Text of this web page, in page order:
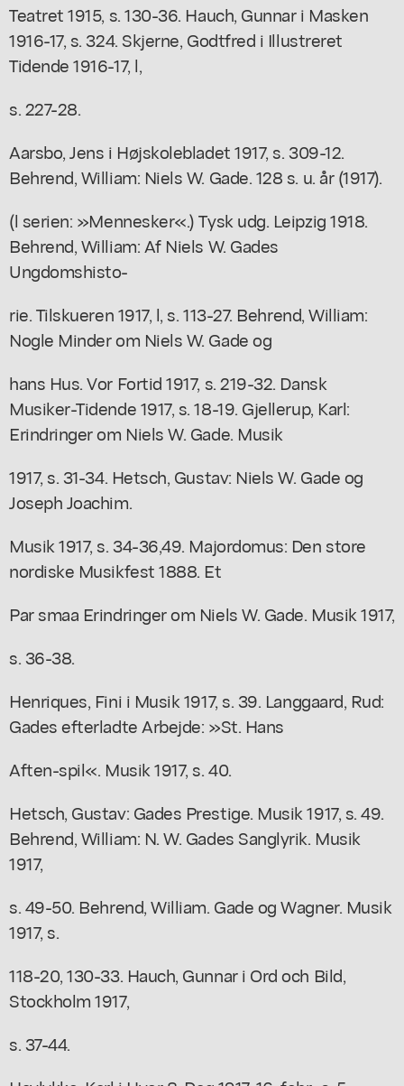
Teatret 1915, s. 130-36. Hauch, Gunnar i Masken
1916-17, s. 324. Skjerne, Godtfred i Illustreret
Tidende 1916-17, l,
s. 227-28.
Aarsbo, Jens i Højskolebladet 1917, s. 309-12.
Behrend, William: Niels W. Gade. 128 s. u. år (1917).
(l serien: »Mennesker«.) Tysk udg. Leipzig 1918.
Behrend, William: Af Niels W. Gades
Ungdomshisto-
rie. Tilskueren 1917, l, s. 113-27. Behrend, William:
Nogle Minder om Niels W. Gade og
hans Hus. Vor Fortid 1917, s. 219-32. Dansk
Musiker-Tidende 1917, s. 18-19. Gjellerup, Karl:
Erindringer om Niels W. Gade. Musik
1917, s. 31-34. Hetsch, Gustav: Niels W. Gade og
Joseph Joachim.
Musik 1917, s. 34-36,49. Majordomus: Den store
nordiske Musikfest 1888. Et
Par smaa Erindringer om Niels W. Gade. Musik 1917,
s. 36-38.
Henriques, Fini i Musik 1917, s. 39. Langgaard, Rud:
Gades efterladte Arbejde: »St. Hans
Aften-spil«. Musik 1917, s. 40.
Hetsch, Gustav: Gades Prestige. Musik 1917, s. 49.
Behrend, William: N. W. Gades Sanglyrik. Musik
1917,
s. 49-50. Behrend, William. Gade og Wagner. Musik
1917, s.
118-20, 130-33. Hauch, Gunnar i Ord och Bild,
Stockholm 1917,
s. 37-44.